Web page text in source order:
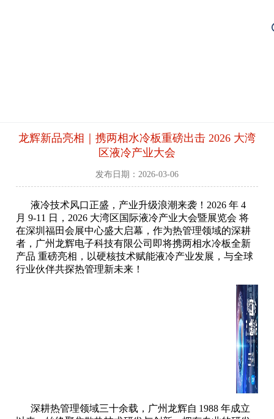
新闻
龙辉新品亮相｜携两相水冷板重磅出击 2026 大湾
区液冷产业大会
发布日期：2026-03-06
液冷技术风口正盛，产业升级浪潮来袭！2026 年 4
月 9-11 日，2026 大湾区国际液冷产业大会暨展览会 将
在深圳福田会展中心盛大启幕，作为热管理领域的深耕
者，广州龙辉电子科技有限公司即将携两相水冷板全新
产品 重磅亮相，以硬核技术赋能液冷产业发展，与全球
行业伙伴共探热管理新未来！
深耕热管理领域三十余载，广州龙辉自 1988 年成立